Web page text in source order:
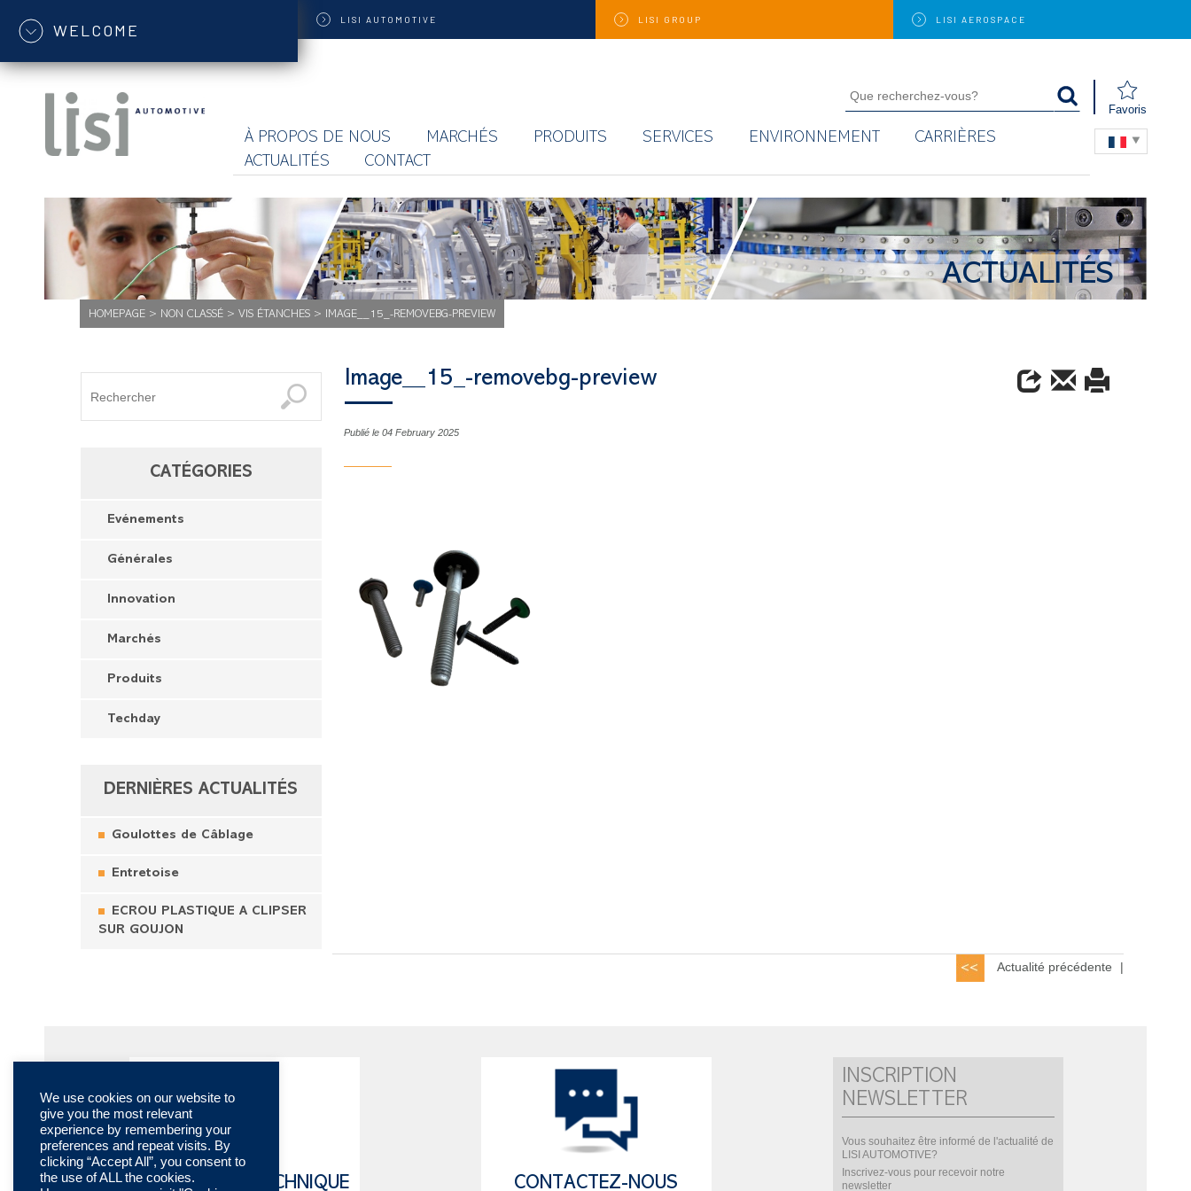
WELCOME
LISI AUTOMOTIVE LISI GROUP LISI AEROSPACE
Favoris
À PROPOS DE NOUS MARCHÉS PRODUITS SERVICES ENVIRONNEMENT
CARRIÈRES
ACTUALITÉS
CONTACT
ACTUALITÉS
HOMEPAGE> NON CLASSÉ> VIS ÉTANCHES> IMAGE__15_-REMOVEBG-PREVIEW
CATÉGORIES
Evénements
Générales
Innovation
Marchés
Produits
Techday
DERNIÈRES ACTUALITÉS
Goulottes de Câblage
Entretoise
ECROU PLASTIQUE A CLIPSER
SUR GOUJON
Image__15_-removebg-preview
Publié le 04 February 2025
Actualité précédente |
CATALOGUE TECHNIQUE CONTACTEZ-NOUS
INSCRIPTION
NEWSLETTER
Vous souhaitez être informé de l'actualité de
LISI AUTOMOTIVE?
Inscrivez-vous pour recevoir notre
newsletter
We use cookies on our website to
give you the most relevant
experience by remembering your
preferences and repeat visits. By
clicking “Accept All”, you consent to
the use of ALL the cookies.